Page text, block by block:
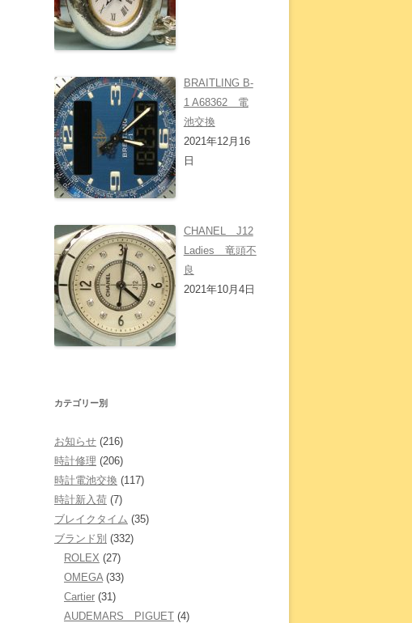
BRAITLING B-
1 A68362 電
池交換
2021年12月16
日
CHANEL J12
Ladies 竜頭不
良
2021年10月4日
カテゴリー別
お知らせ (216)
時計修理 (206)
時計電池交換 (117)
時計新入荷 (7)
ブレイクタイム (35)
ブランド別 (332)
ROLEX (27)
OMEGA (33)
Cartier (31)
AUDEMARS PIGUET (4)